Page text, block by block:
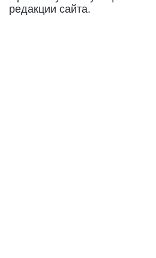
редакции сайта.